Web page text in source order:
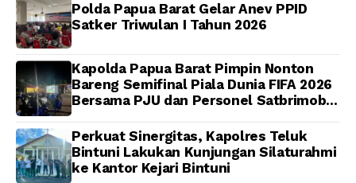
Polda Papua Barat Gelar Anev PPID
Satker Triwulan I Tahun 2026
Kapolda Papua Barat Pimpin Nonton
Bareng Semifinal Piala Dunia FIFA 2026
Bersama PJU dan Personel Satbrimob
Perkuat Sinergitas, Kapolres Teluk
Bintuni Lakukan Kunjungan Silaturahmi
ke Kantor Kejari Bintuni